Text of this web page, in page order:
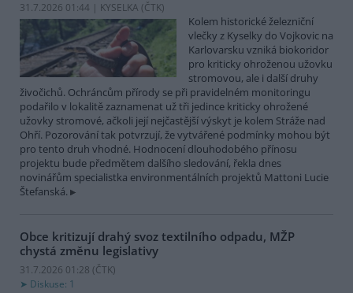
31.7.2026 01:44 | KYSELKA (ČTK)
Kolem historické železniční
vlečky z Kyselky do Vojkovic na
Karlovarsku vzniká biokoridor
pro kriticky ohroženou užovku
stromovou, ale i další druhy
živočichů. Ochráncům přírody se při pravidelném monitoringu
podařilo v lokalitě zaznamenat už tři jedince kriticky ohrožené
užovky stromové, ačkoli její nejčastější výskyt je kolem Stráže nad
Ohří. Pozorování tak potvrzují, že vytvářené podmínky mohou být
pro tento druh vhodné. Hodnocení dlouhodobého přínosu
projektu bude předmětem dalšího sledování, řekla dnes
novinářům specialistka environmentálních projektů Mattoni Lucie
Štefanská.
Obce kritizují drahý svoz textilního odpadu, MŽP
chystá změnu legislativy
31.7.2026 01:28 (ČTK)
Diskuse: 1